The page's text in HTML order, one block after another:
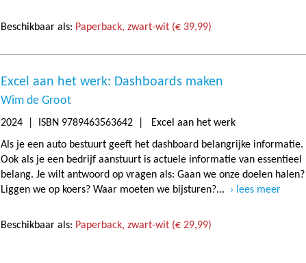
Beschikbaar als: Paperback, zwart-wit (€ 39,99)
Excel aan het werk: Dashboards maken
Wim de Groot
2024 | ISBN 9789463563642 | Excel aan het werk
Als je een auto bestuurt geeft het dashboard belangrijke informatie.
Ook als je een bedrijf aanstuurt is actuele informatie van essentieel
belang. Je wilt antwoord op vragen als: Gaan we onze doelen halen?
Liggen we op koers? Waar moeten we bijsturen?...
lees meer
Beschikbaar als: Paperback, zwart-wit (€ 29,99)